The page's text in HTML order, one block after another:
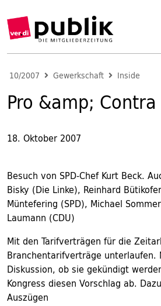
10/2007 Gewerkschaft Inside
Pro &amp; Contra
18. Oktober 2007
Besuch von SPD-Chef Kurt Beck.
Bisky (Die Linke), Reinhard
Müntefering (SPD), Michael
Laumann (CDU)
Mit den Tarifverträgen für die
Branchentarifverträge unterlaufen.
Diskussion, ob sie gekündigt
Kongress diesen Vorschlag ab.
Auszügen